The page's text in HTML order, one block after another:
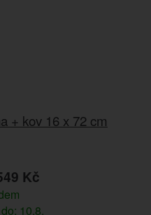
+ kov 16 x 72 cm
Kč
10.8.